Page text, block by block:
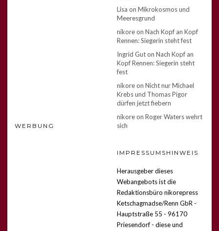
WERBUNG
Lisa on Mikrokosmos und
Meeresgrund
nikoreon Nach Kopf an Kopf
Rennen: Siegerin steht fest
Ingrid Guton Nach Kopf an
Kopf Rennen: Siegerin steht
fest
nikoreon Nicht nur Michael
Krebs und Thomas Pigor
dürfen jetzt fiebern
nikoreon Roger Waters wehrt
sich
IMPRESSUMSHINWEIS
Herausgeber dieses
Webangebots ist die
Redaktionsbüro nikorepress
Ketschagmadse/Renn GbR -
Hauptstraße 55 - 96170
Priesendorf - diese und